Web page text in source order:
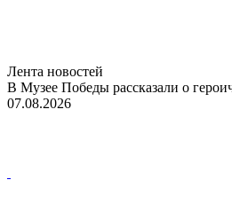
Лента новостей
В Музее Победы рассказали о
07.08.2026